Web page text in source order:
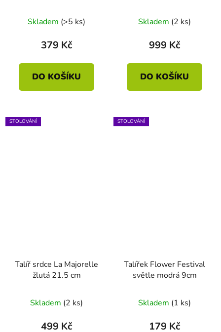
Skladem (>5 ks)
379 Kč
DO KOŠÍKU
Skladem (2 ks)
999 Kč
DO KOŠÍKU
STOLOVÁNÍ
Talíř srdce La Majorelle
žlutá 21.5 cm
Skladem (2 ks)
499 Kč
STOLOVÁNÍ
Talířek Flower Festival
světle modrá 9cm
Skladem (1 ks)
179 Kč